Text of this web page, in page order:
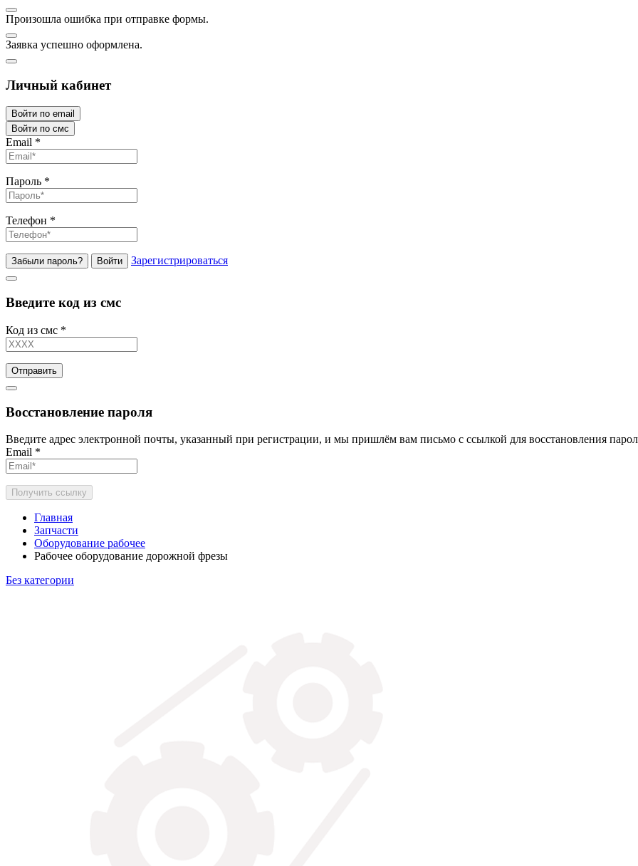
Произошла ошибка при отправке формы.
Заявка успешно оформлена.
Личный кабинет
Войти по email
Войти по смс
Email *
Пароль *
Телефон *
Забыли пароль? Войти Зарегистрироваться
Введите код из смс
Код из смс *
Отправить
Восстановление пароля
Введите адрес электронной почты, указанный при регистрации, и мы пришлём вам письмо с ссылкой для восстановления
Email *
Получить ссылку
Главная
Запчасти
Оборудование рабочее
Рабочее оборудование дорожной фрезы
Без категории